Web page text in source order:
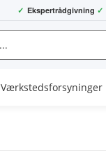
✓ Ekspertrådgivning ✓
Værkstedsforsyninger